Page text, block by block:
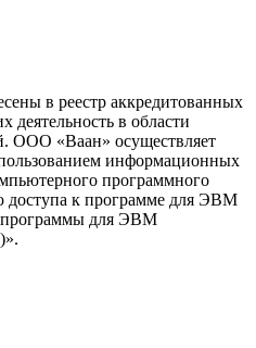
в реестр аккредитованных
деятельность в области
ООО «Ваан» осуществляет
информационных
программного
доступа к программе для ЭВМ
программы для ЭВМ